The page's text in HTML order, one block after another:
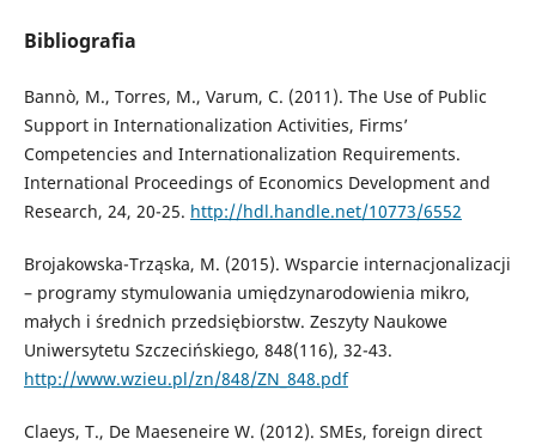
Bibliografia
Bannò, M., Torres, M., Varum, C. (2011). The Use of Public
Support in Internationalization Activities, Firms’
Competencies and Internationalization Requirements.
International Proceedings of Economics Development and
Research, 24, 20-25. http://hdl.handle.net/10773/6552
Brojakowska-Trząska, M. (2015). Wsparcie internacjonalizacji
– programy stymulowania umiędzynarodowienia mikro,
małych i średnich przedsiębiorstw. Zeszyty Naukowe
Uniwersytetu Szczecińskiego, 848(116), 32-43.
http://www.wzieu.pl/zn/848/ZN_848.pdf
Claeys, T., De Maeseneire W. (2012). SMEs, foreign direct